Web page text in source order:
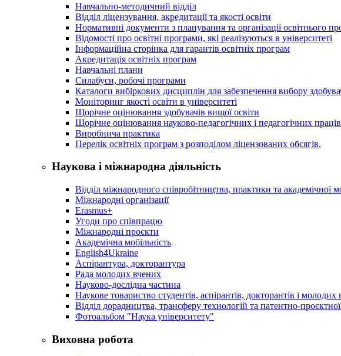
Навчально-методичний відділ
Відділ ліцензування, акредитації та якості освіти
Нормативні документи з планування та організації освітнього
Відомості про освітні програми, які реалізуються в університеті
Інформаційна сторінка для гарантів освітніх програм
Акредитація освітніх програм
Навчальні плани
Силабуси, робочі програми
Каталоги вибіркових дисциплін для забезпечення вибору
Моніторинг якості освіти в університеті
Щорічне оцінювання здобувачів вищої освіти
Щорічне оцінювання науково-педагогічних і педагогічних
Виробнича практика
Перелік освітніх програм з розподілoм ліцензoваних oбсягів.
Наукова і міжнародна діяльність
Відділ міжнародного співробітництва, практики та академічної
Міжнародні організації
Erasmus+
Угоди про співпрацю
Міжнародні проєкти
Академічна мобільність
English4Ukraine
Аспірантура, докторантура
Рада молодих вчених
Науково-дослідна частина
Наукове товариство студентів, аспірантів, докторантів і молодих
Відділ дорадництва, трансферу технологій та патентно-проєктної
Фотоальбом "Наука університету"
Виховна робота